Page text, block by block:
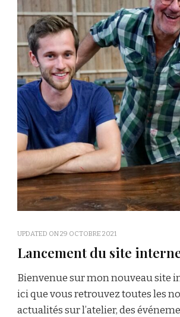
UPDATED ON29 OCTOBRE 2021
Lancement du site
Bienvenue sur mon nouveau site
ici que vous retrouvez toutes les
actualités sur l’atelier, des